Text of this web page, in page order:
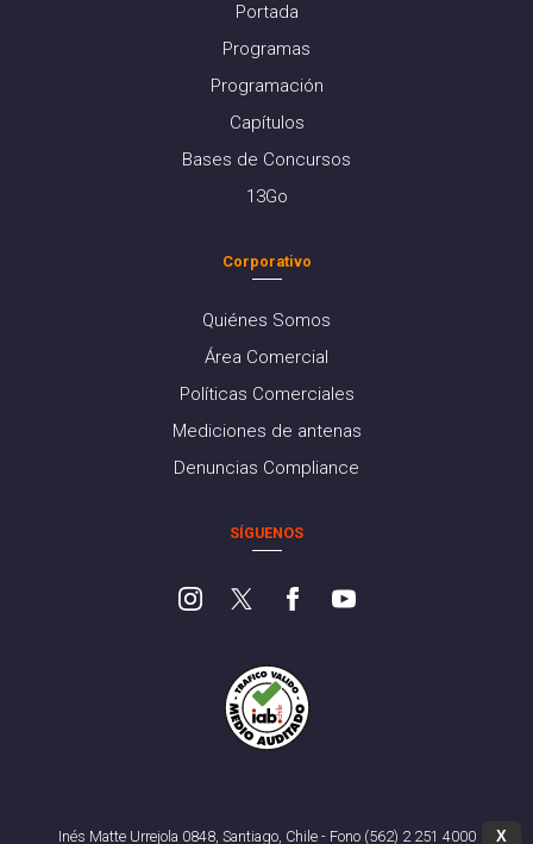
Portada
Programas
Programación
Capítulos
Bases de Concursos
13Go
Corporativo
Quiénes Somos
Área Comercial
Políticas Comerciales
Mediciones de antenas
Denuncias Compliance
SÍGUENOS
Inés Matte Urrejola 0848, Santiago, Chile - Fono (562) 2 251 4000 X